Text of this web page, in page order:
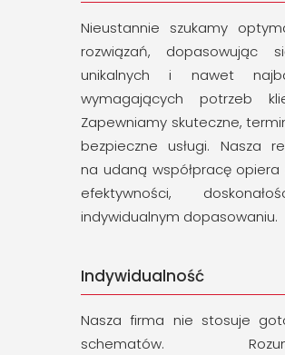
Nieustannie szukamy
rozwiązań, dopasowując
unikalnych i nawet
wymagających potrzeb
Zapewniamy skuteczne,
bezpieczne usługi. Nasza
na udaną współpracę opiera
efektywności,
indywidualnym dopasowaniu.
Indywidualność
Nasza firma nie stosuje
schematów.